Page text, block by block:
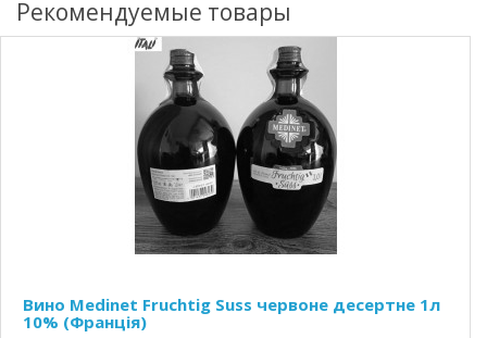
Рекомендуемые товары
Вино Medinet Fruchtig Suss червоне десертне 1л
10% (Франція)